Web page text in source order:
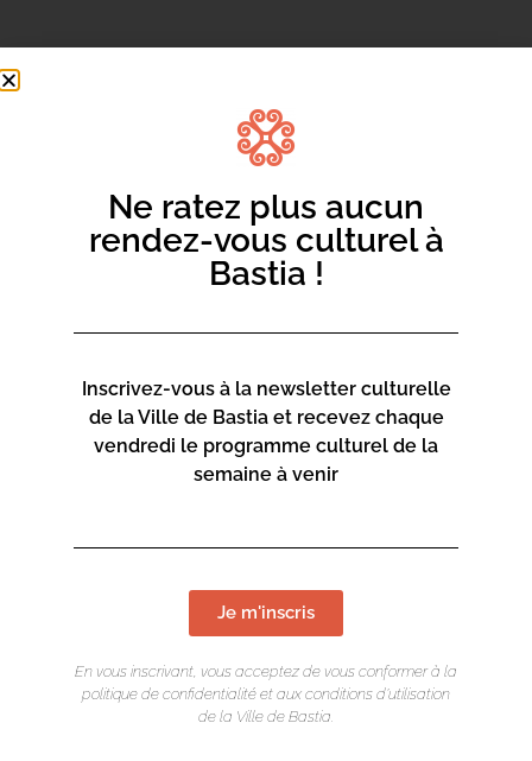
LIEU DE L'ÉVÉNEMENT
Ne ratez plus aucun
rendez-vous culturel à
Bastia !
Inscrivez-vous à la newsletter culturelle
de la Ville de Bastia et recevez chaque
vendredi le programme culturel de la
semaine à venir
Je m'inscris
En vous inscrivant, vous acceptez de vous conformer à la
politique de confidentialité et aux conditions d’utilisation
de la Ville de Bastia.